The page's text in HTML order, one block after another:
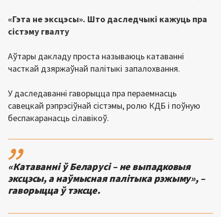
«Гэта не эксцэсы». Што даследчыкі кажуць пра
сістэму гвалту
Аўтары дакладу проста называюць катаванні
часткай дзяржаўнай палітыкі запалохвання.
У даследаванні гаворыцца пра пераемнасць
савецкай рэпрэсіўнай сістэмы, ролю КДБ і поўную
беспакаранасць сілавікоў.
,,
«Катаванні ў Беларусі – не выпадковыя
эксцэсы, а наўмысная палітыка рэжыму», –
гаворыцца ў тэксце.